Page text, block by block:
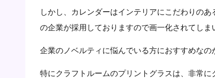
しかし、カレンダーはインテリアにこだわりの
の企業が採用しておりますので画一化されてしま
企業のノベルティに悩んでいる方におすすめなの
特にクラフトルームのプリントグラスは、非常